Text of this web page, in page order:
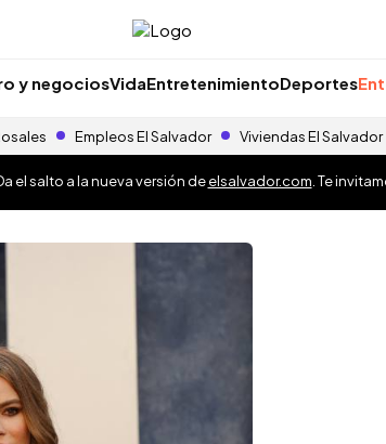
y negociosVidaEntretenimientoDeportes
Empleos El Salvador Viviendas El Salvador
el salto a la nueva versión deelsalvador.com . Te